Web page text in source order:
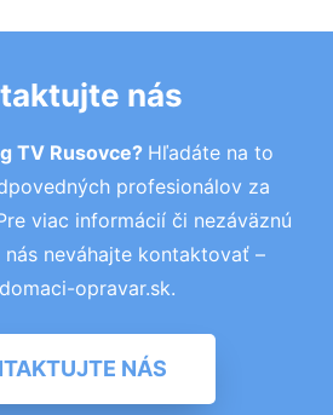
nás
TV Rusovce? Hľadáte na to
profesionálov za
viac informácií či nezáväznú
neváhajte kontaktovať –
opravar.sk.
NÁS